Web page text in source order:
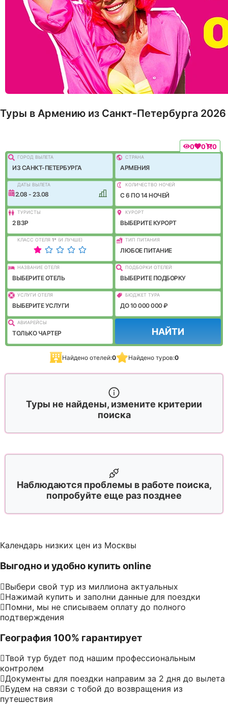
Туры в Армению из Санкт-Петербурга 2026
0 0 0
ГОРОД ВЫЛEТА
ИЗ САНКТ-ПЕТЕРБУРГА
СТРАНА
АРМЕНИЯ
ДАТЫ ВЫЛЕТА
12.08 - 23.08
КОЛИЧЕСТВО НОЧЕЙ
C 6 ПО 14 НОЧЕЙ
ТУРИСТЫ
2 ВЗР
КУРОРТ
ВЫБЕРИТЕ КУРОРТ
КЛАСС ОТЕЛЯ 1* (И ЛУЧШЕ) ТИП ПИТАНИЯ
ЛЮБОЕ ПИТАНИЕ
НАЗВАНИЕ ОТЕЛЯ
ВЫБЕРИТЕ ОТЕЛЬ
ПОДБОРКИ ОТЕЛЕЙ
ВЫБЕРИТЕ ПОДБОРКУ
УСЛУГИ ОТЕЛЯ
ВЫБЕРИТЕ УСЛУГИ
БЮДЖЕТ ТУРА
ДО 10 000 000 ₽
АВИАРЕЙСЫ
ТОЛЬКО ЧАРТЕР НАЙТИ
Найдено отелей:0 Найдено туров:0
Туры не найдены, измените критерии
поиска
Наблюдаются проблемы в работе поиска,
попробуйте еще раз позднее
Календарь низких цен из Москвы
Выгодно и удобно купить online
Выбери свой тур из миллиона актуальных
Нажимай купить и заполни данные для поездки
Помни, мы не списываем оплату до полного
подтверждения
География 100% гарантирует
Твой тур будет под нашим профессиональным
контролем
Документы для поездки направим за 2 дня до вылета
Будем на связи с тобой до возвращения из
путешествия